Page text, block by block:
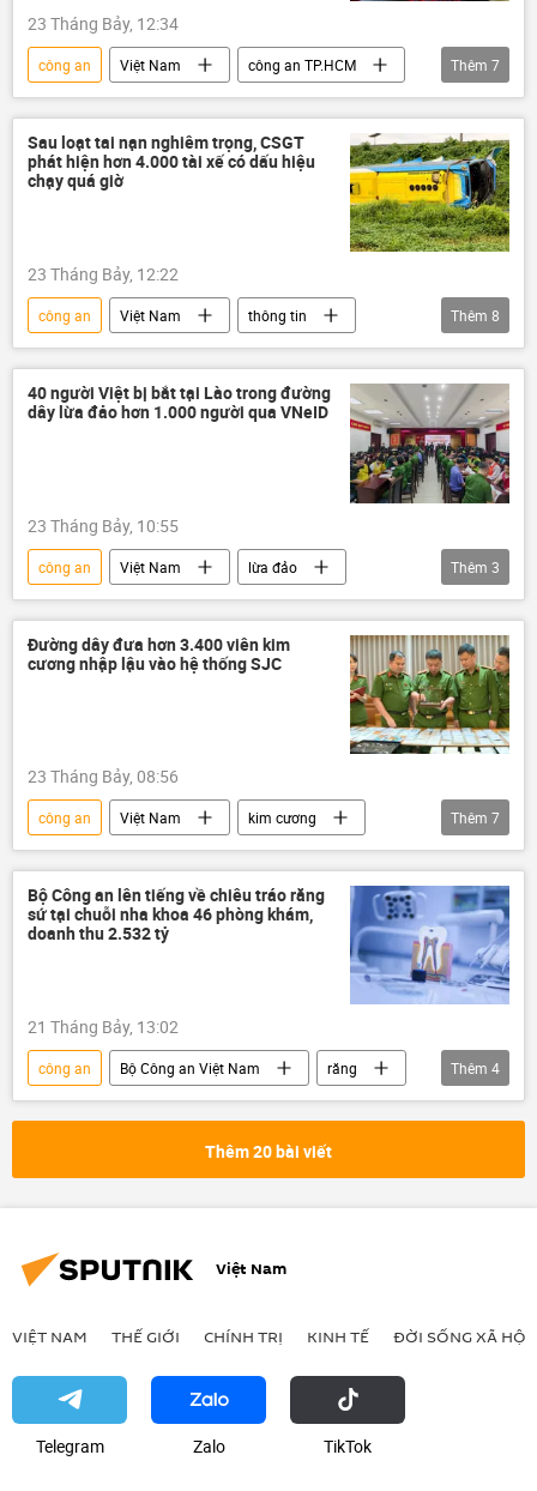
23 Tháng Bảy, 12:34
công an Việt Nam
công an TP.HCM
công an Hà Nội
Pháp luật
phim lậu
an ninh
an ninh mạng
An ninh thông tin
bản quyền
Thêm 7
Sau loạt tai nạn nghiêm trọng, CSGT
phát hiện hơn 4.000 tài xế có dấu hiệu
chạy quá giờ
23 Tháng Bảy, 12:22
công an Việt Nam
thông tin
xe ô-tô
xe buýt
lái xe
bằng lái xe
giấy phép lái xe
Pháp luật
Bộ Công an Việt Nam
Thêm 8
40 người Việt bị bắt tại Lào trong đường
dây lừa đảo hơn 1.000 người qua VNeID
23 Tháng Bảy, 10:55
công an Việt Nam
lừa đảo
Lào
Bộ Công an Việt Nam
giấy tờ tùy thân
Pháp luật
Thêm 3
Đường dây đưa hơn 3.400 viên kim
cương nhập lậu vào hệ thống SJC
23 Tháng Bảy, 08:56
công an Việt Nam
kim cương
buôn lậu
buôn bán
Pháp luật
vàng
Bộ Công an Việt Nam
quản lý thị trường
tội phạm
Thêm 7
Bộ Công an lên tiếng về chiêu tráo răng
sứ tại chuỗi nha khoa 46 phòng khám,
doanh thu 2.532 tỷ
21 Tháng Bảy, 13:02
công an Bộ Công an Việt Nam
răng
giả
hàng giả
Trung Quốc
Thêm 4
Thêm 20 bài viết
Việt Nam
VIỆT NAM THẾ GIỚI CHÍNH TRỊ KINH TẾ ĐỜI SỐNG XÃ HỘI
Telegram Zalo ТikТоk